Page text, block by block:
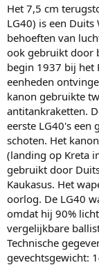
Het 7,5 cm
LG40) is een
behoeften van
ook gebruikt door
begin 1937 bij het
eenheden
kanon gebruikte
antitankraketten.
eerste LG40's een
schoten. Het
(landing op Kreta
gebruikt door
Kaukasus. Het
oorlog. De LG40
omdat hij 90%
vergelijkbare
Technische
gevechtsgewicht: